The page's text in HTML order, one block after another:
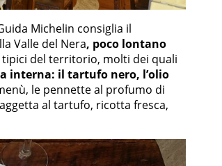
Michelin consiglia il
Valle del Nera, poco lontano
del territorio, molti dei quali
interna: il tartufo nero, l’olio
le pennette al profumo di
al tartufo, ricotta fresca,